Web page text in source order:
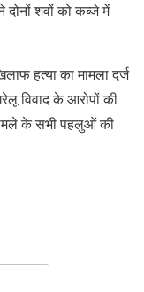
दोनों शवों को कब्जे में
हत्या का मामला दर्ज
विवाद के आरोपों की
के सभी पहलुओं की